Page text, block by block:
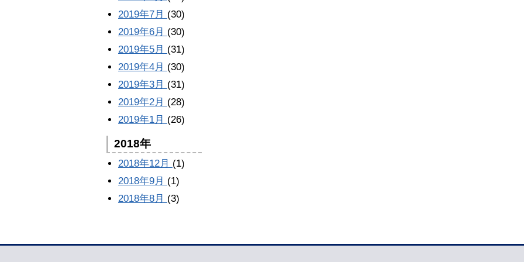
2019年7月 (30)
2019年6月 (30)
2019年5月 (31)
2019年4月 (30)
2019年3月 (31)
2019年2月 (28)
2019年1月 (26)
2018年
2018年12月 (1)
2018年9月 (1)
2018年8月 (3)